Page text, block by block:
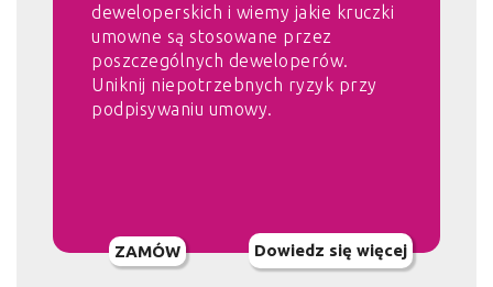
deweloperskich i wiemy jakie kruczki
umowne są stosowane przez
poszczególnych deweloperów.
Uniknij niepotrzebnych ryzyk przy
podpisywaniu umowy.
ZAMÓW Dowiedz się więcej